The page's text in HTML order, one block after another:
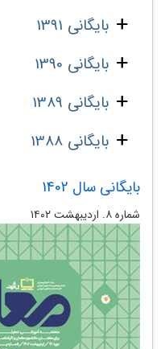
بایگانی 1391
بایگانی 1390
بایگانی 1389
بایگانی 1388
بایگانی سال 1402
شماره ۸. اردیبهشت ۱۴۰۲